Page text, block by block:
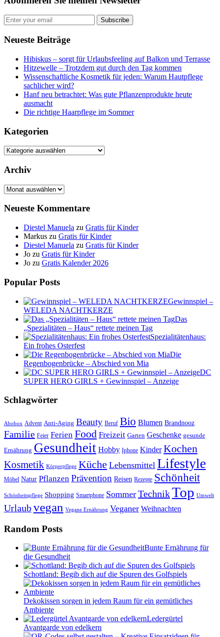
Subscribe
Neueste Beiträge
Hibiskus – sorgt für Urlaubsfeeling auf Balkon und Terrasse
Hitzewelle – Trotzdem gut durch den Tag kommen
Wissenschaftliche Kosmetik für jeden: Warum Hautpflege
sachlicher wird?
Hanf neu betrachtet: Was gute Pflanzenprodukte heute
ausmacht
Die richtige Haarpflege im Sommer
Kategorien
Kategorien
Archiv
Archiv
Neueste Kommentare
Diestel Manuela zu Gratis für Kinder
Markus zu Gratis für Kinder
Diestel Manuela zu Gratis für Kinder
Jo zu Gratis für Kinder
Jo zu Gratis Kalender 2026
Popular Posts
Gewinnspiel –
WELEDA NACHTKERZE
Das
„Spezialitäten – Haus“ rettete meinen Tag
Spezialitätenhaus:
Ein frohes Osterfest
Die
Regenbogenbrücke – Abschied von Mia
DC
SUPER HERO GIRLS + Gewinnspiel – Anzeige
Schlagwörter
Abobox Advent Anti-Aging Beauty Beruf Bio Blumen Brandnooz
Familie Feier Ferien Food Freizeit Garten Geschenke gesunde
Ernährung Gesundheit Hobby Iphone Kinder Kochen
Kosmetik Körperpflege Küche Lebensmittel Lifestyle
Möbel Natur Pflanzen Prävention Reisen Rezepte Schönheit
Schönheitspflege Shopping Smartphone Sommer TechnikTop Umwelt
Urlaubvegan Vegane Ernährung Veganer Weihnachten
Random Posts
Bunte Ernährung für
die Gesundheit
Schottland: Begib dich auf die Spuren des Golfspiels
Dekokissen sorgen in jedem Raum für ein gemütliches
Ambiente
Ledergürtel
Avantgarde von edelkern